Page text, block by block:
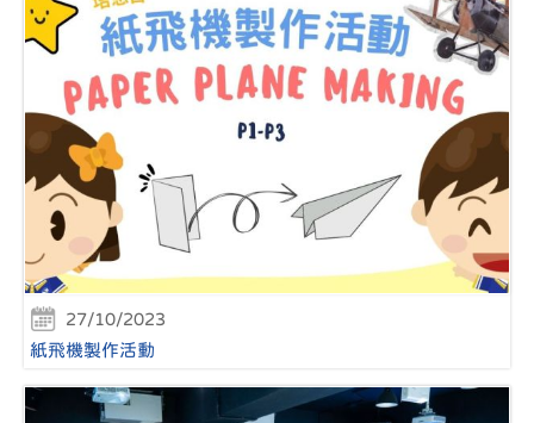
27/10/2023
紙飛機製作活動